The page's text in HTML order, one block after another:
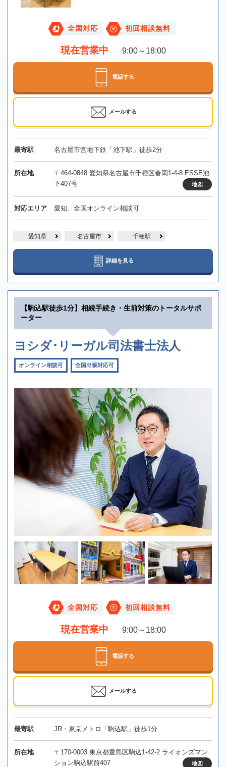
全国対応 初回相談無料
現在営業中 9:00～18:00
電話する
メールする
最寄駅 名古屋市営地下鉄「池下駅」徒歩2分
所在地
〒464-0848 愛知県名古屋市千種区春岡1-4-8 ESSE池
下407号
地図
対応エリア 愛知、全国オンライン相談可
愛知県 名古屋市 千種駅
詳細を見る
【駒込駅徒歩1分】相続手続き・生前対策のトータルサポ
ーター
ヨシダ･リーガル司法書士法人
オンライン相談可 全国出張対応可
全国対応 初回相談無料
現在営業中 9:00～18:00
電話する
メールする
最寄駅 JR・東京メトロ「駒込駅」徒歩1分
所在地
〒170-0003 東京都豊島区駒込1-42-2 ライオンズマン
ション駒込駅前407
地図